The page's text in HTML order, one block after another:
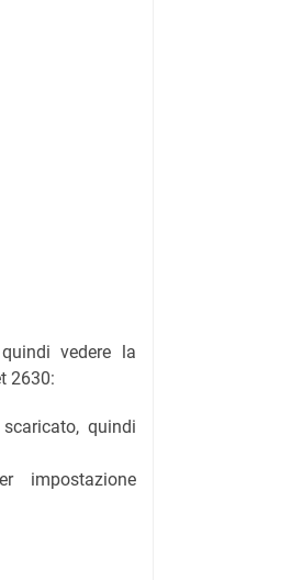
vedere la
2630:
quindi
impostazione